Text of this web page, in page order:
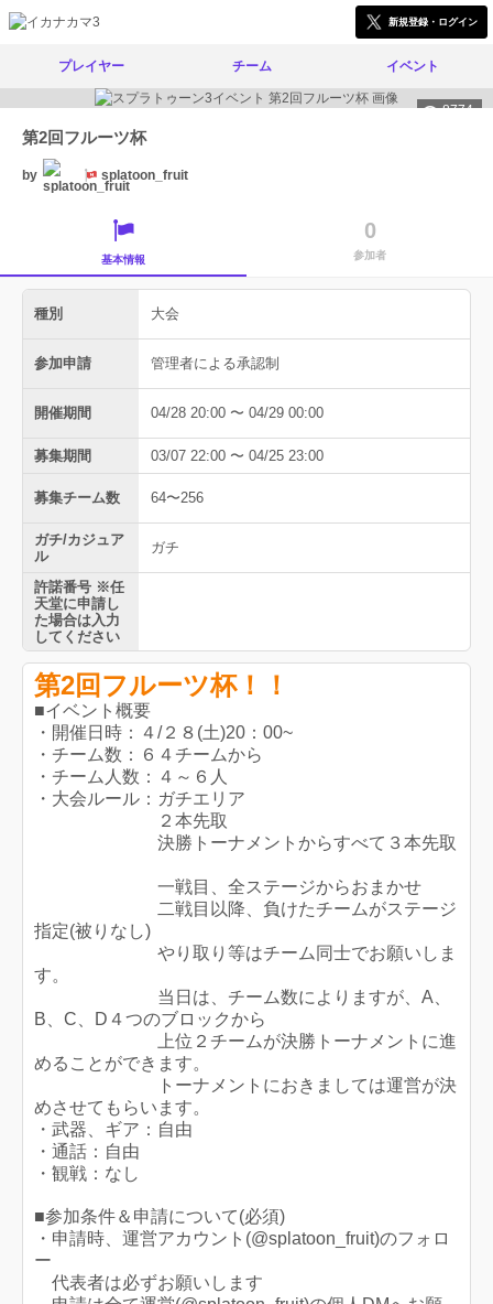
新規登録・ログイン
プレイヤー チーム イベント
8774
第2回フルーツ杯
by splatoon_fruit
基本情報
0
参加者
種別 大会
参加申請 管理者による承認制
開催期間 04/28 20:00 〜 04/29 00:00
募集期間 03/07 22:00 〜 04/25 23:00
募集チーム数 64〜256
ガチ/カジュア
ル
ガチ
許諾番号 ※任
天堂に申請し
た場合は入力
してください
第2回フルーツ杯！！
■イベント概要
・開催日時：４/２８(土)20：00~
・チーム数：６４チームから
・チーム人数：４～６人
・大会ルール：ガチエリア
２本先取
決勝トーナメントからすべて３本先取
一戦目、全ステージからおまかせ
二戦目以降、負けたチームがステージ
指定(被りなし)
やり取り等はチーム同士でお願いしま
す。
当日は、チーム数によりますが、A、
B、C、D４つのブロックから
上位２チームが決勝トーナメントに進
めることができます。
トーナメントにおきましては運営が決
めさせてもらいます。
・武器、ギア：自由
・通話：自由
・観戦：なし
■参加条件＆申請について(必須)
・申請時、運営アカウント(@splatoon_fruit)のフォロ
ー
代表者は必ずお願いします